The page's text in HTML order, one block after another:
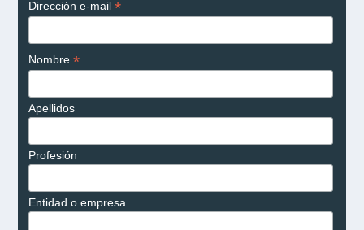
Dirección e-mail *
Nombre *
Apellidos
Profesión
Entidad o empresa